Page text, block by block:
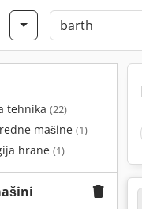
tehnika (22)
mašine (1)
hrane (1)